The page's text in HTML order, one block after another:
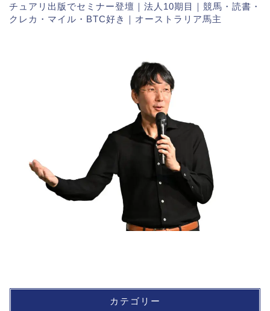
チュアリ出版でセミナー登壇｜法人10期目｜競馬・読書・
クレカ・マイル・BTC好き｜オーストラリア馬主
カテゴリー